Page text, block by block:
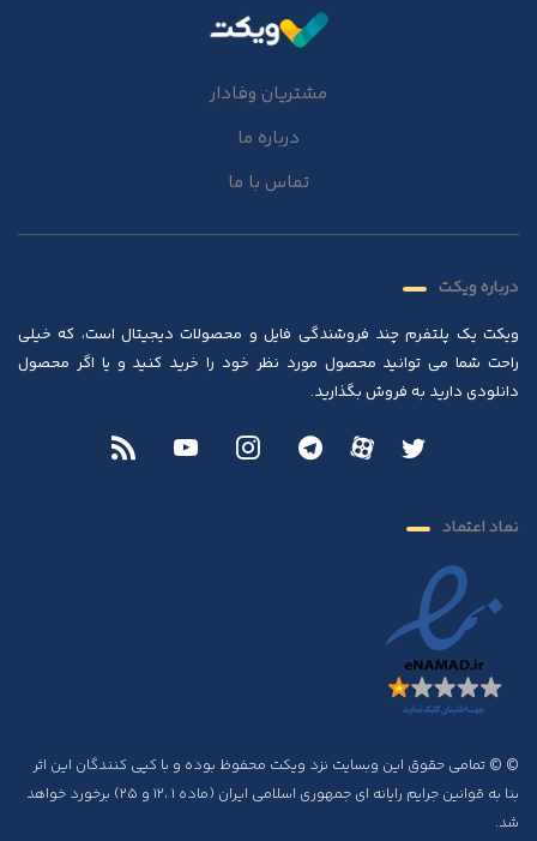
مشتریان وفادار
درباره ما
تماس با ما
درباره ویکت
ویکت یک پلتفرم چند فروشندگی فایل و محصولات دیجیتال است، که خیلی
راحت شما می توانید محصول مورد نظر خود را خرید کنید و یا اگر محصول
دانلودی دارید به فروش بگذارید.
نماد اعتماد
© © تمامی حقوق این وبسایت نزد ویکت محفوظ بوده و با کپی کنندگان این اثر
بنا به قوانین جرایم رایانه ای جمهوری اسلامی ایران (ماده ۱ ،۱۲ و ۲۵) برخورد خواهد
شد.